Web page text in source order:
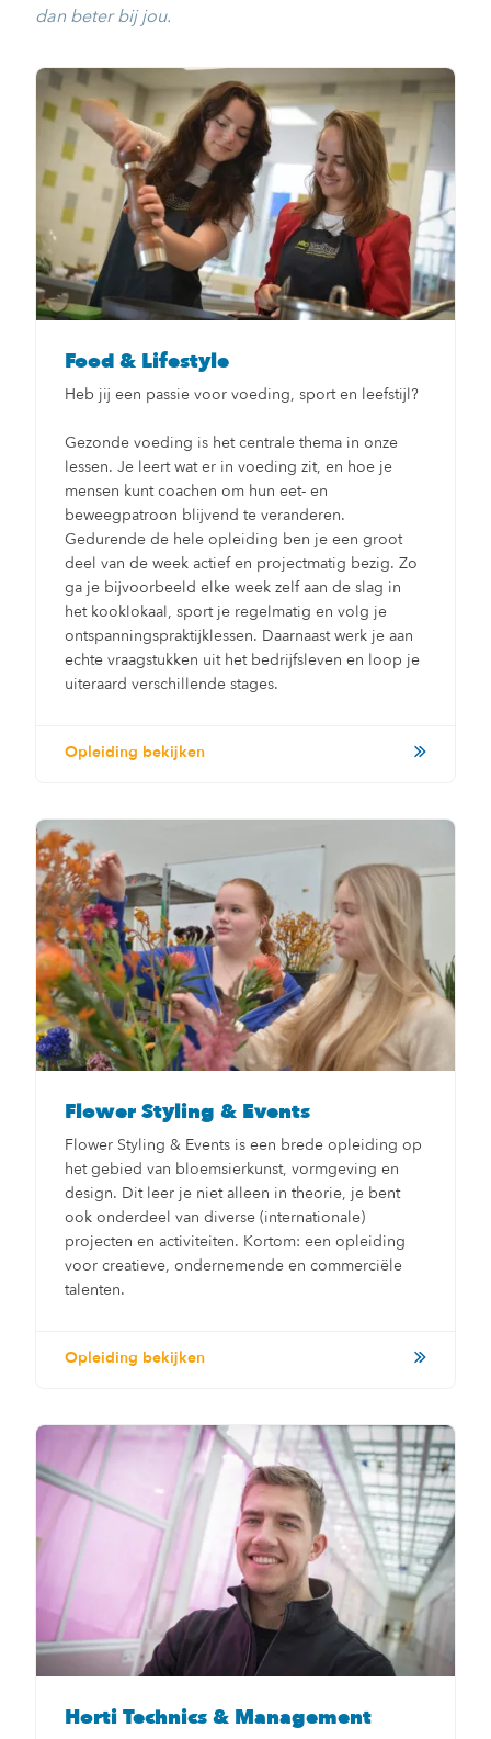
dan beter bij jou.
Food & Lifestyle
Heb jij een passie voor voeding, sport en leefstijl?
Gezonde voeding is het centrale thema in onze
lessen. Je leert wat er in voeding zit, en hoe je
mensen kunt coachen om hun eet- en
beweegpatroon blijvend te veranderen.
Gedurende de hele opleiding ben je een groot
deel van de week actief en projectmatig bezig. Zo
ga je bijvoorbeeld elke week zelf aan de slag in
het kooklokaal, sport je regelmatig en volg je
ontspanningspraktijklessen. Daarnaast werk je aan
echte vraagstukken uit het bedrijfsleven en loop je
uiteraard verschillende stages.
Opleiding bekijken
Flower Styling & Events
Flower Styling & Events is een brede opleiding op
het gebied van bloemsierkunst, vormgeving en
design. Dit leer je niet alleen in theorie, je bent
ook onderdeel van diverse (internationale)
projecten en activiteiten. Kortom: een opleiding
voor creatieve, ondernemende en commerciële
talenten.
Opleiding bekijken
Horti Technics & Management